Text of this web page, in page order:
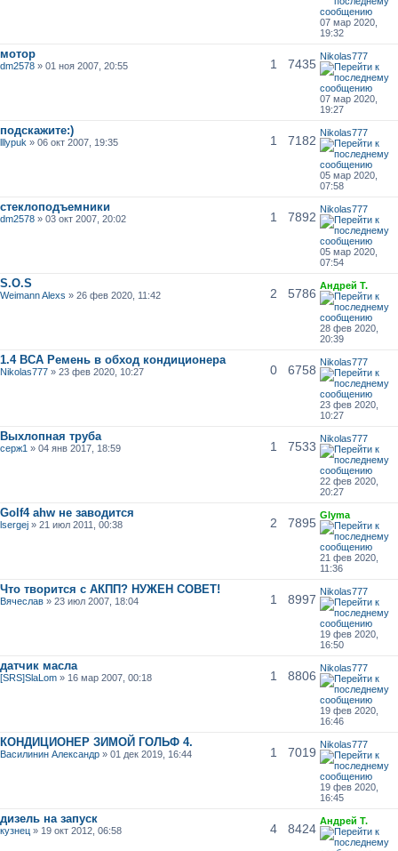
07 мар 2020,
19:32
мотор
dm2578 » 01 ноя 2007, 20:55 1 7435
Nikolas777
07 мар 2020,
19:27
подскажите:)
lllypuk » 06 окт 2007, 19:35 1 7182
Nikolas777
05 мар 2020,
07:58
стеклоподъемники
dm2578 » 03 окт 2007, 20:02 1 7892
Nikolas777
05 мар 2020,
07:54
S.O.S
Weimann Alexs » 26 фев 2020, 11:42 2 5786
Андрей Т.
28 фев 2020,
20:39
1.4 BCA Ремень в обход кондиционера
Nikolas777 » 23 фев 2020, 10:27 0 6758
Nikolas777
23 фев 2020,
10:27
Выхлопная труба
серж1 » 04 янв 2017, 18:59 1 7533
Nikolas777
22 фев 2020,
20:27
Golf4 ahw не заводится
lsergej » 21 июл 2011, 00:38 2 7895
Glyma
21 фев 2020,
11:36
Что творится с АКПП? НУЖЕН СОВЕТ!
Вячеслав » 23 июл 2007, 18:04 1 8997
Nikolas777
19 фев 2020,
16:50
датчик масла
[SRS]SlaLom » 16 мар 2007, 00:18 1 8806
Nikolas777
19 фев 2020,
16:46
КОНДИЦИОНЕР ЗИМОЙ ГОЛЬФ 4.
Василинин Александр » 01 дек 2019, 16:44 1 7019
Nikolas777
19 фев 2020,
16:45
дизель на запуск
кузнец » 19 окт 2012, 06:58 4 8424
Андрей Т.